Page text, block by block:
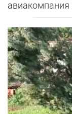
авиакомпания